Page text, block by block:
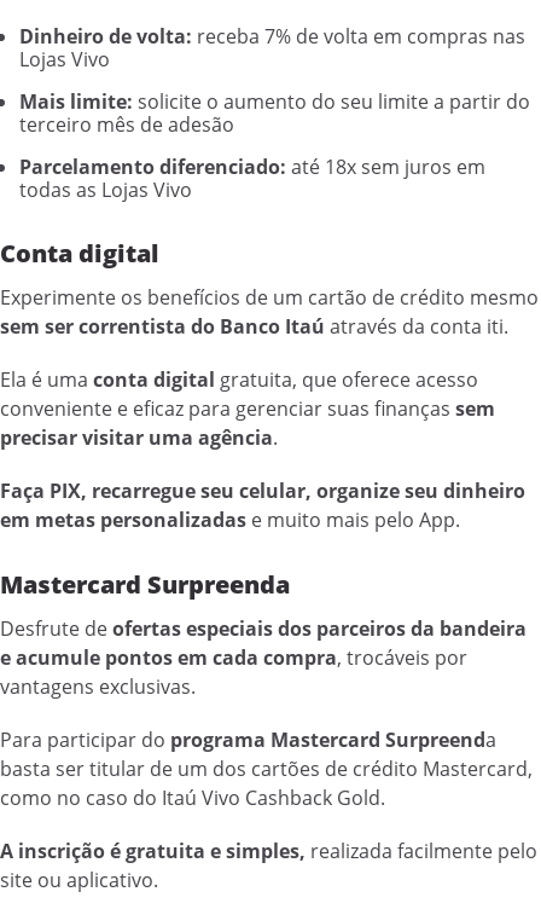
Dinheiro de volta: receba 7% de volta em compras nas
Lojas Vivo
Mais limite: solicite o aumento do seu limite a partir do
terceiro mês de adesão
Parcelamento diferenciado: até 18x sem juros em
todas as Lojas Vivo
Conta digital
Experimente os benefícios de um cartão de crédito mesmo
sem ser correntista do Banco Itaú através da conta iti.
Ela é uma conta digital gratuita, que oferece acesso
conveniente e eficaz para gerenciar suas finanças sem
precisar visitar uma agência.
Faça PIX, recarregue seu celular, organize seu dinheiro
em metas personalizadas e muito mais pelo App.
Mastercard Surpreenda
Desfrute deofertas especiais dos parceiros da bandeira
e acumule pontos em cada compra, trocáveis por
vantagens exclusivas.
Para participar do programa Mastercard Surpreenda
basta ser titular de um dos cartões de crédito Mastercard,
como no caso do Itaú Vivo Cashback Gold.
A inscrição é gratuita e simples, realizada facilmente pelo
site ou aplicativo.